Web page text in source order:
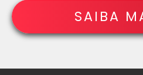
SAIBA